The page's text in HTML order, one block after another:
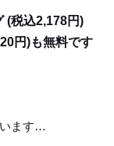
(税込2,178円)
円)も無料です
ます…